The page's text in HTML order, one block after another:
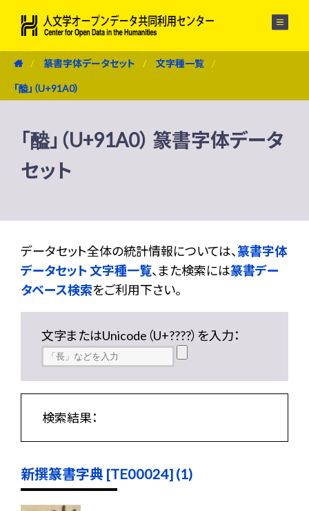
篆書字体データセット 文字種一覧
「醠」（U+91A0）
「醠」（U+91A0） 篆書字体データ
セット
データセット全体の統計情報については、篆書字体
データセット 文字種一覧、また検索には篆書デー
タベース検索をご利用下さい。
文字またはUnicode（U+????）を入力：
検索結果：
新撰篆書字典 [TE00024] (1)